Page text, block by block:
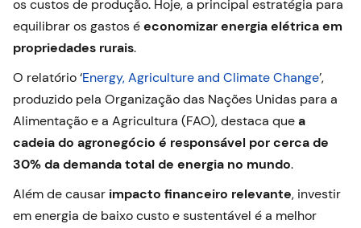
os custos de produção. Hoje, a principal estratégia para
equilibrar os gastos éeconomizar energia elétrica em
propriedades rurais.
O relatório ‘Energy, Agriculture and Climate Change’,
produzido pela Organização das Nações Unidas para a
Alimentação e a Agricultura (FAO), destaca quea
cadeia do agronegócio é responsável por cerca de
30% da demanda total de energia no mundo.
Além de causar impacto financeiro relevante, investir
em energia de baixo custo e sustentável é a melhor